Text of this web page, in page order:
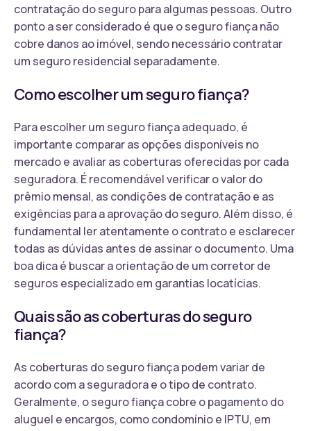
contratação do seguro para algumas pessoas. Outro
ponto a ser considerado é que o seguro fiança não
cobre danos ao imóvel, sendo necessário contratar
um seguro residencial separadamente.
Como escolher um seguro fiança?
Para escolher um seguro fiança adequado, é
importante comparar as opções disponíveis no
mercado e avaliar as coberturas oferecidas por cada
seguradora. É recomendável verificar o valor do
prêmio mensal, as condições de contratação e as
exigências para a aprovação do seguro. Além disso, é
fundamental ler atentamente o contrato e esclarecer
todas as dúvidas antes de assinar o documento. Uma
boa dica é buscar a orientação de um corretor de
seguros especializado em garantias locatícias.
Quais são as coberturas do seguro
fiança?
As coberturas do seguro fiança podem variar de
acordo com a seguradora e o tipo de contrato.
Geralmente, o seguro fiança cobre o pagamento do
aluguel e encargos, como condomínio e IPTU, em